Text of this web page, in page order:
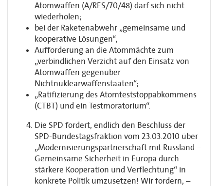
Atomwaffen (A/RES/70/48) darf sich nicht
wiederholen;
bei der Raketenabwehr „gemeinsame und
kooperative Lösungen“;
Aufforderung an die Atommächte zum
„verbindlichen Verzicht auf den Einsatz von
Atomwaffen gegenüber
Nichtnuklearwaffenstaaten“;
„Ratifizierung des Atomteststoppabkommens
(CTBT) und ein Testmoratorium“.
Die SPD fordert, endlich den Beschluss der
SPD-Bundestagsfraktion vom 23.03.2010 über
„Modernisierungspartnerschaft mit Russland –
Gemeinsame Sicherheit in Europa durch
stärkere Kooperation und Verflechtung“ in
konkrete Politik umzusetzen! Wir fordern, –